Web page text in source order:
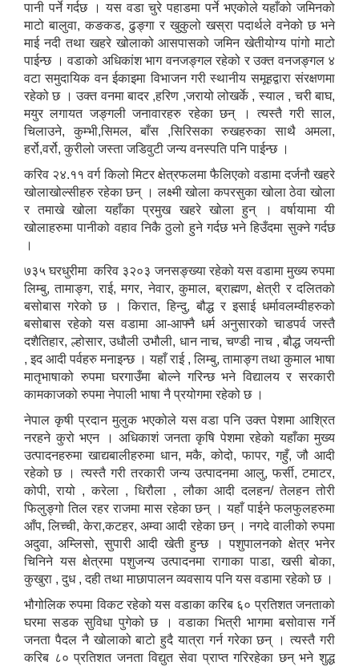
पानी पर्ने गर्दछ । यस वडा चुरे पहाडमा पर्ने भएकोले यहाँको जमिनको
माटो बालुवा, कङकड, ढुङ्गा र खुकुलो खस्रा पदार्थले वनेको छ भने
माई नदी तथा खहरे खोलाको आसपासको जमिन खेतीयोग्य पांगो माटो
पाईन्छ । वडाको अधिकांश भाग वनजङ्गल रहेको र उक्त वनजङ्गल ४
वटा समुदायिक वन ईकाइमा विभाजन गरी स्थानीय समूहद्वारा संरक्षणमा
रहेको छ । उक्त वनमा बादर ,हरिण ,जरायो लोखर्के , स्याल , चरी बाघ,
मयुर लगायत जङ्गली जनावारहरु रहेका छन् । त्यस्तै गरी साल,
चिलाउने, कुम्भी,सिमल, बाँस ,सिरिसका रुखहरुका साथै अमला,
हर्रो,वर्रो, कुरीलो जस्ता जडिवुटी जन्य वनस्पति पनि पाईन्छ ।
करिव २४.११ वर्ग किलो मिटर क्षेत्रफलमा फैलिएको वडामा दर्जनौ खहरे
खोलाखोल्सीहरु रहेका छन् । लक्ष्मी खोला कपरसुका खोला ठेवा खोला
र तमाखे खोला यहाँका प्रमुख खहरे खोला हुन् । वर्षायामा यी
खोलाहरुमा पानीको वहाव निकै ठुलो हुने गर्दछ भने हिउँदमा सुक्ने गर्दछ
।
७३५ घरधुरीमा करिव ३२०३ जनसङ्ख्या रहेको यस वडामा मुख्य रुपमा
लिम्बु, तामाङ्ग, राई, मगर, नेवार, कुमाल, ब्राह्मण, क्षेत्री र दलितको
बसोबास गरेको छ । किरात, हिन्दु, बौद्ध र इसाई धर्मावलम्वीहरुको
बसोबास रहेको यस वडामा आ-आफ्नै धर्म अनुसारको चाडपर्व जस्तै
दशैतिहार, ल्होसार, उधौली उभौली, धान नाच, चण्डी नाच , बौद्ध जयन्ती
, इद आदी पर्वहरु मनाइन्छ । यहाँ राई , लिम्बु, तामाङ्ग तथा कुमाल भाषा
मातृभाषाको रुपमा घरगाउँमा बोल्ने गरिन्छ भने विद्यालय र सरकारी
कामकाजको रुपमा नेपाली भाषा नै प्रयोगमा रहेको छ ।
नेपाल कृषी प्रदान मुलुक भएकोले यस वडा पनि उक्त पेशमा आश्रित
नरहने कुरो भएन । अधिकाशं जनता कृषि पेशमा रहेको यहाँका मुख्य
उत्पादनहरुमा खाद्यबालीहरुमा धान, मकै, कोदो, फापर, गहुँ, जौ आदी
रहेको छ । त्यस्तै गरी तरकारी जन्य उत्पादनमा आलु, फर्सी, टमाटर,
कोपी, रायो , करेला , धिरौला , लौका आदी दलहन/ तेलहन तोरी
फिलुङ्गो तिल रहर राजमा मास रहेका छन् । यहाँ पाईने फलफुलहरुमा
आँप, लिच्ची, केरा,कटहर, अम्वा आदी रहेका छन् । नगदे वालीको रुपमा
अदुवा, अम्लिसो, सुपारी आदी खेती हुन्छ । पशुपालनको क्षेत्र भनेर
चिनिने यस क्षेत्रमा पशुजन्य उत्पादनमा रागाका पाडा, खसी बोका,
कुखुरा , दुध , दही तथा माछापालन व्यवसाय पनि यस वडामा रहेको छ ।
भौगोलिक रुपमा विकट रहेको यस वडाका करिब ६० प्रतिशत जनताको
घरमा सडक सुविधा पुगेको छ । वडाका भित्री भागमा बसोवास गर्ने
जनता पैदल नै खोलाको बाटो हुदै यात्रा गर्न गरेका छन् । त्यस्तै गरी
करिब ८० प्रतिशत जनता विद्युत सेवा प्राप्त गरिरहेका छन् भने शुद्ध